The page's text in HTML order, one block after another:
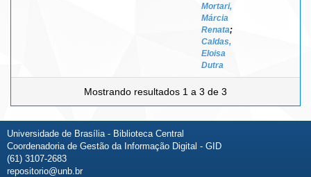
Mortari,
Márcia
Renata;
Caldas,
Eloisa
Dutra
Mostrando resultados 1 a 3 de 3
Universidade de Brasília - Biblioteca Central
Coordenadoria de Gestão da Informação Digital - GID
(61) 3107-2683
repositorio@unb.br